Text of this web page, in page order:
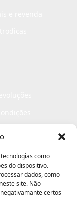
como
do dispositivo.
dados, como
site. Não
certos